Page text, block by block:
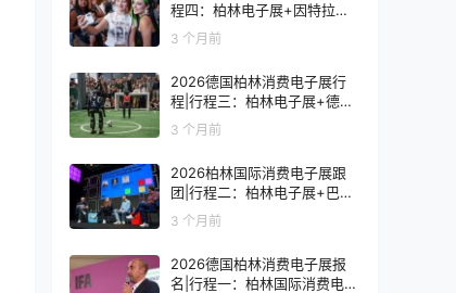
程四：柏林电子展+因特拉肯1
0天浪漫之旅
3 个月前
2026德国柏林消费电子展行
程|行程三：柏林电子展+德国
9天人文之旅
3 个月前
2026柏林国际消费电子展跟
团|行程二：柏林电子展+巴黎
8天艺术之旅
3 个月前
2026德国柏林消费电子展报
名|行程一：柏林国际消费电子